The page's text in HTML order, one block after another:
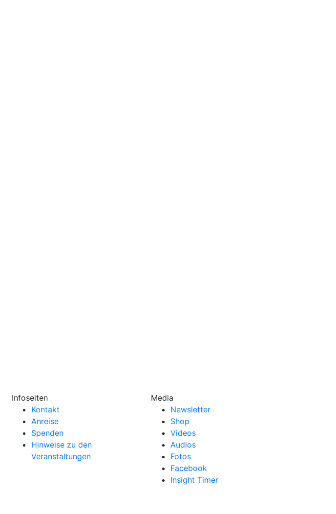
Infoseiten
Kontakt
Anreise
Spenden
Hinweise zu den
Veranstaltungen
Media
Newsletter
Shop
Videos
Audios
Fotos
Facebook
Insight Timer